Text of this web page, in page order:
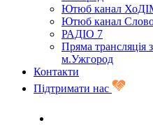
Ютюб канал
Ютюб канал Слово
РАДІО 7
Пряма трансляція
м.Ужгород
Контакти
Підтримати нас